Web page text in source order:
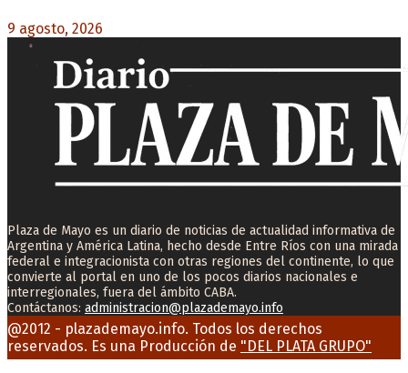
9 agosto, 2026
Plaza de Mayo es un diario de noticias de actualidad informativa de
Argentina y América Latina, hecho desde Entre Ríos con una mirada
federal e integracionista con otras regiones del continente, lo que
convierte al portal en uno de los pocos diarios nacionales e
interregionales, fuera del ámbito CABA.
Contáctanos: administracion@plazademayo.info
Facebook
Twitter
Instagram
Youtube
Email
@2012 - plazademayo.info. Todos los derechos
reservados. Es una Producción de "DEL PLATA GRUPO"